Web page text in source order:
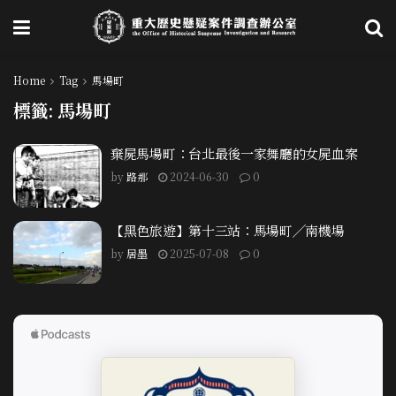
Home Tag 馬場町
標籤: 馬場町
棄屍馬場町：台北最後一家舞廳的女屍血案
by 路那 2024-06-30 0
【黑色旅遊】第十三站：馬場町╱南機場
by 居墨 2025-07-08 0